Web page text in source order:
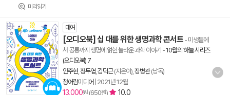
미리읽기
대여
[오디오북] 십 대를 위한 생명과학 콘서트 - 미생물에
서 공룡까지 생명에 얽힌 놀라운 과학 이야기 -10월의 하늘 시리즈
(오디오북) 7
안주현 정두엽 김덕근(지은이), 장병관(낭독)
청어람미디어 2021년 12월
13,000원 (650원) 10.0